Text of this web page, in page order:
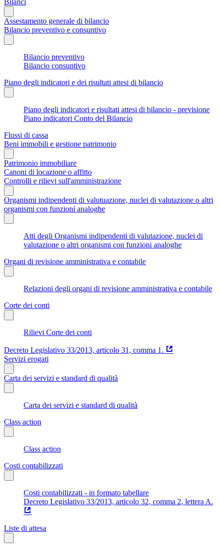
Assestamento generale di bilancio
Bilancio preventivo e consuntivo
Bilancio preventivo
Bilancio consuntivo
Piano degli indicatori e dei risultati attesi di bilancio
Piano degli indicatori e risultati attesi di bilancio - previsione
Piano indicatori Conto del Bilancio
Flussi di cassa
Beni immobili e gestione patrimonio
Patrimonio immobiliare
Canoni di locazione o affitto
Controlli e rilievi sull'amministrazione
Organismi indipendenti di valutuazione, nuclei di valutazione o altri
organismi con funzioni analoghe
Atti degli Organismi indipendenti di valutazione, nuclei di
valutazione o altri organismi con funzioni analoghe
Organi di revisione amministrativa e contabile
Relazioni degli organi di revisione amministrativa e contabile
Corte dei conti
Rilievi Corte dei conti
Decreto Legislativo 33/2013, articolo 31, comma 1.
Servizi erogati
Carta dei servizi e standard di qualità
Carta dei servizi e standard di qualità
Class action
Class action
Costi contabilizzati
Costi contabilizzati - in formato tabellare
Decreto Legislativo 33/2013, articolo 32, comma 2, lettera A.
Liste di attesa